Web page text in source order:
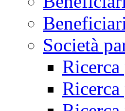
Società
Ricerca